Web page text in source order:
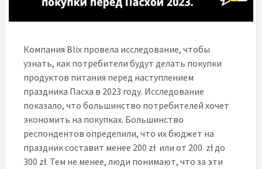
Компания Blix провела исследование, чтобы
узнать, как потребители будут делать покупки
продуктов питания перед наступлением
праздника Пасха в 2023 году. Исследование
показало, что большинство потребителей хочет
экономить на покупках. Большинство
респондентов определили, что их бюджет на
праздник составит менее 200 zł или от 200 zł до
300 zł. Тем не менее, люди понимают, что за эти